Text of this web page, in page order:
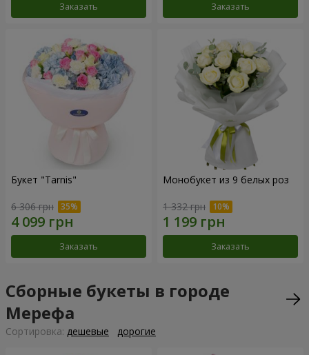
Заказать Заказать
Букет "Tarnis"
6 306 грн
Заказать
Монобукет из 9 белых роз
1 332 грн
Заказать
Сборные букеты в городе
Мерефа
Cортировка: дешевые дорогие